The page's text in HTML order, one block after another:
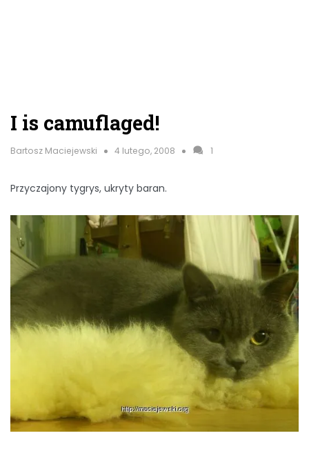
I is camuflaged!
Bartosz Maciejewski 4 lutego, 2008 1
Przyczajony tygrys, ukryty baran.